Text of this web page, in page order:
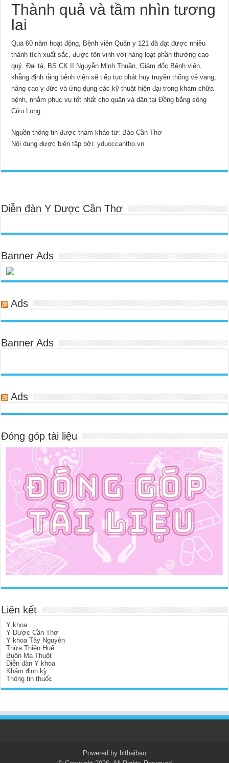
Thành quả và tầm nhìn tương
lai
Qua 60 năm hoạt động, Bệnh viện Quân y 121 đã đạt được nhiều
thành tích xuất sắc, được tôn vinh với hàng loạt phần thưởng cao
quý. Đại tá, BS CK II Nguyễn Minh Thuần, Giám đốc Bệnh viện,
khẳng định rằng bệnh viện sẽ tiếp tục phát huy truyền thống vẻ vang,
nâng cao y đức và ứng dụng các kỹ thuật hiện đại trong khám chữa
bệnh, nhằm phục vụ tốt nhất cho quân và dân tại Đồng bằng sông
Cửu Long.
Nguồn thông tin được tham khảo từ: Báo Cần Thơ
Nội dung được biên tập bởi:yduoccantho.vn
Diễn đàn Y Dược Cần Thơ
Banner Ads
Ads
Banner Ads
Ads
Đóng góp tài liệu
Liên kết
Y khoa
Y Dược Cần Thơ
Y khoa Tây Nguyên
Thừa Thiên Huế
Buôn Ma Thuột
Diễn đàn Y khoa
Khám định kỳ
Thông tin thuốc
Powered by hlthaibao